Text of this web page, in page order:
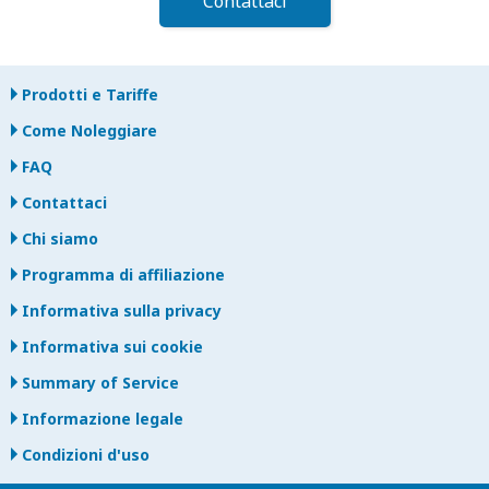
Prodotti e Tariffe
Come Noleggiare
FAQ
Contattaci
Chi siamo
Programma di affiliazione
Informativa sulla privacy
Informativa sui cookie
Summary of Service
Informazione legale
Condizioni d'uso